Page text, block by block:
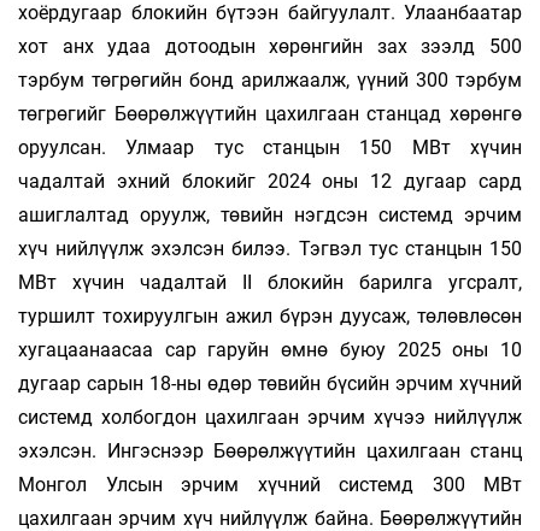
хоёрдугаар блокийн бүтээн байгуулалт. Улаанбаатар
хот анх удаа дотоодын хөрөнгийн зах зээлд 500
тэрбум төгрөгийн бонд арилжаалж, үүний 300 тэрбум
төгрөгийг Бөөрөлжүүтийн цахилгаан станцад хөрөнгө
оруулсан. Улмаар тус станцын 150 МВт хүчин
чадалтай эхний блокийг 2024 оны 12 дугаар сард
ашиглалтад оруулж, төвийн нэгдсэн системд эрчим
хүч нийлүүлж эхэлсэн билээ. Тэгвэл тус станцын 150
МВт хүчин чадалтай II блокийн барилга угсралт,
туршилт тохируулгын ажил бүрэн дуусаж, төлөвлөсөн
хугацаанаасаа сар гаруйн өмнө буюу 2025 оны 10
дугаар сарын 18-ны өдөр төвийн бүсийн эрчим хүчний
системд холбогдон цахилгаан эрчим хүчээ нийлүүлж
эхэлсэн. Ингэснээр Бөөрөлжүүтийн цахилгаан станц
Монгол Улсын эрчим хүчний системд 300 МВт
цахилгаан эрчим хүч нийлүүлж байна. Бөөрөлжүүтийн